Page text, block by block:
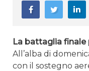
La battaglia
All’alba di
con il sostegno